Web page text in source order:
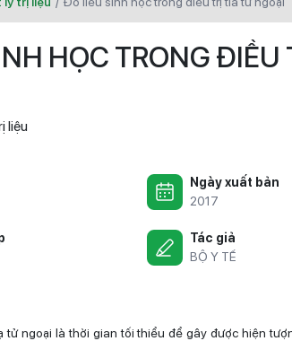
HỌC TRONG ĐIỀU
liệu
Ngày xuất bản
2017
Tác giả
BỘ Y TẾ
tử ngoại là thời gian tối thiểu để gây được hiện